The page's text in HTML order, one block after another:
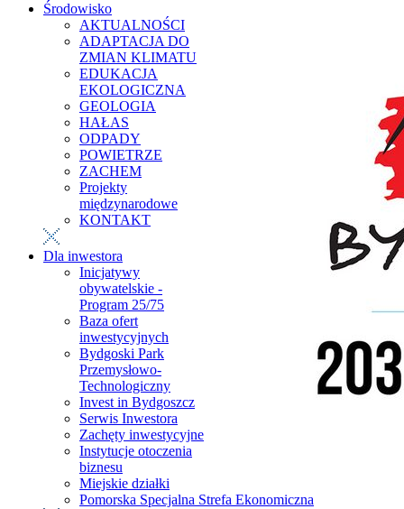
Środowisko
AKTUALNOŚCI
ADAPTACJA DO
ZMIAN KLIMATU
EDUKACJA
EKOLOGICZNA
GEOLOGIA
HAŁAS
ODPADY
POWIETRZE
ZACHEM
Projekty
międzynarodowe
KONTAKT
Dla inwestora
Inicjatywy
obywatelskie -
Program 25/75
Baza ofert
inwestycyjnych
Bydgoski Park
Przemysłowo-
Technologiczny
Invest in Bydgoszcz
Serwis Inwestora
Zachęty inwestycyjne
Instytucje otoczenia
biznesu
Miejskie działki
Pomorska Specjalna Strefa Ekonomiczna